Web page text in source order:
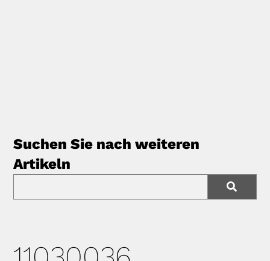
Suchen Sie nach weiteren
Artikeln